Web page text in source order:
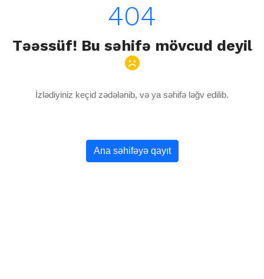
404
Təəssüf! Bu səhifə mövcud deyil
İzlədiyiniz keçid zədələnib, və ya səhifə ləğv edilib.
Ana səhifəyə qayıt